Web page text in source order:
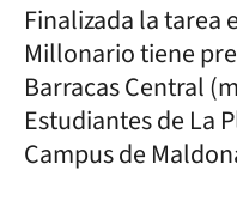
Finalizada la tarea
Millonario tiene
Barracas Central
Estudiantes de La
Campus de